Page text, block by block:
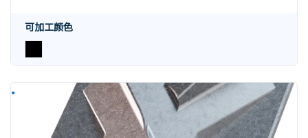
可加工颜色